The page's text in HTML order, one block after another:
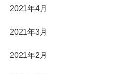
2021年4月
2021年3月
2021年2月